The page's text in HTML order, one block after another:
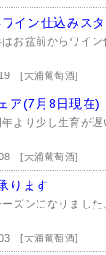
イン仕込みス
はお盆前からワイ
[大浦葡萄酒]
ア(7月8日現在)
より少し生育が
[大浦葡萄酒]
ります
ーズンになりまし
[大浦葡萄酒]